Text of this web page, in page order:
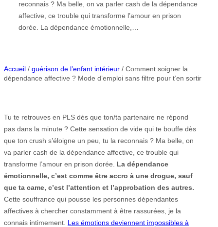
reconnais ? Ma belle, on va parler cash de la dépendance
affective, ce trouble qui transforme l’amour en prison
dorée. La dépendance émotionnelle,…
Accueil / guérison de l’enfant intérieur / Comment soigner la
dépendance affective ? Mode d’emploi sans filtre pour t’en sortir
Tu te retrouves en PLS dès que ton/ta partenaire ne répond
pas dans la minute ? Cette sensation de vide qui te bouffe dès
que ton crush s’éloigne un peu, tu la reconnais ? Ma belle, on
va parler cash de la dépendance affective, ce trouble qui
transforme l’amour en prison dorée. La dépendance
émotionnelle, c’est comme être accro à une drogue, sauf
que ta came, c’est l’attention et l’approbation des autres.
Cette souffrance qui pousse les personnes dépendantes
affectives à chercher constamment à être rassurées, je la
connais intimement. Les émotions deviennent impossibles à